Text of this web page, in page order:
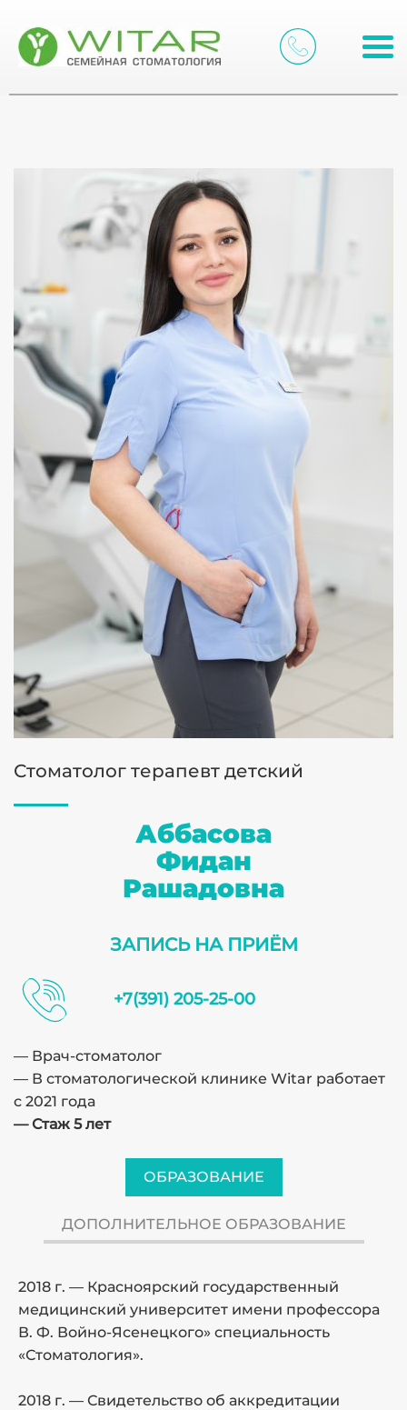
Стоматолог терапевт детский
Аббасова
Фидан
Рашадовна
ЗАПИСЬ НА ПРИЁМ
+7(391) 205-25-00
— Врач-стоматолог
— В стоматологической клинике Witar работает
с 2021 года
— Стаж 5 лет
ОБРАЗОВАНИЕ
ДОПОЛНИТЕЛЬНОЕ ОБРАЗОВАНИЕ
2018 г. — Красноярский государственный
медицинский университет имени профессора
В. Ф. Войно-Ясенецкого» специальность
«Стоматология».
2018 г. — Свидетельство об аккредитации